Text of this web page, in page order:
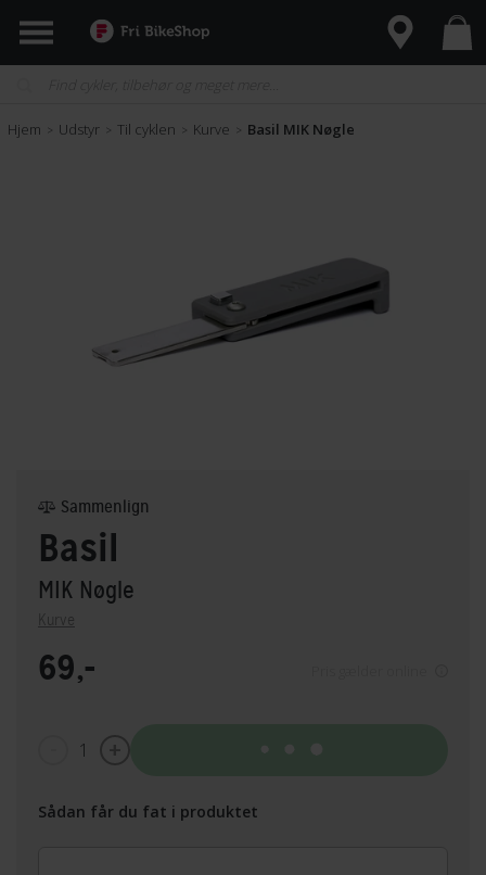
Hjem > Udstyr > Til cyklen > Kurve > Basil MIK Nøgle
Basil
MIK Nøgle
Kurve
Sammenlign
69,-
1
Sådan får du fat i produktet